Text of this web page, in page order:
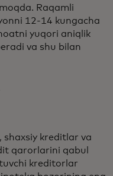
Raqamli
12-14 kungacha
yuqori aniqlik
va shu bilan
shaxsiy kreditlar va
qarorlarini qabul
kreditorlar